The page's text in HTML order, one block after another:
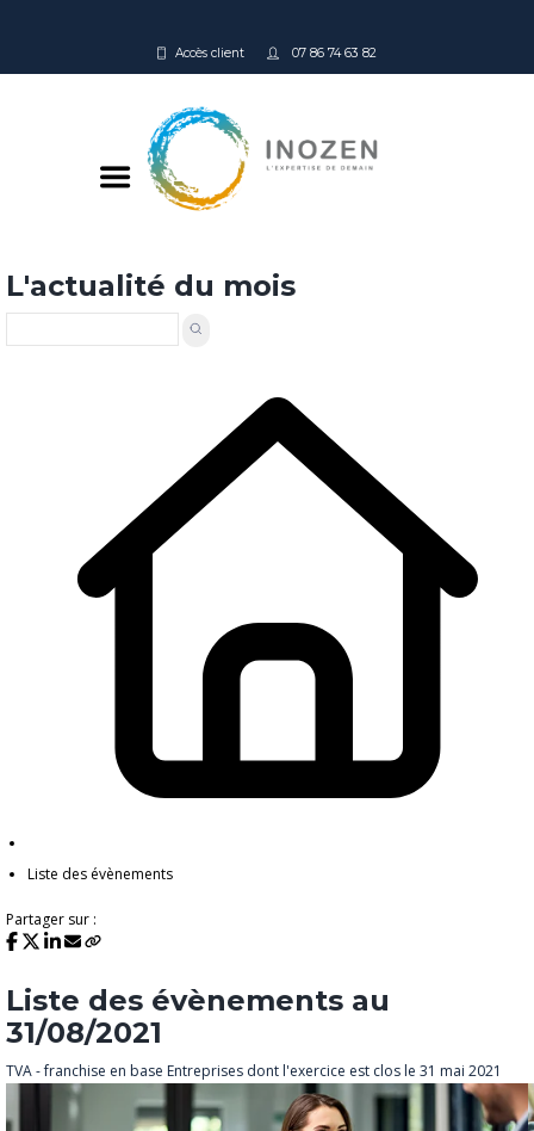
Accès client 07 86 74 63 82
L'actualité du mois
Liste des évènements
Partager sur :
Liste des évènements au
31/08/2021
TVA - franchise en base Entreprises dont l'exercice est clos le 31 mai 2021